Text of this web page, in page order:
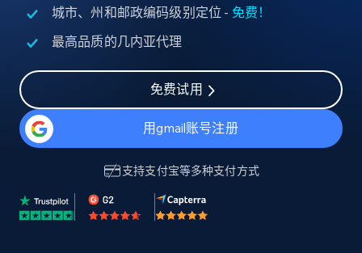
城市、州和邮政编码级别定位 - 免费！
最高品质的几内亚代理
免费试用
用gmail账号注册
支持支付宝等多种支付方式